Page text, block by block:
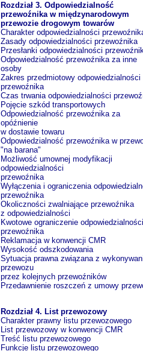
Rozdział 3. Odpowiedzialność
przewoźnika w międzynarodowym
przewozie drogowym towarów
Charakter odpowiedzialności
Zasady odpowiedzialności przewoźnika
Przesłanki odpowiedzialności
Odpowiedzialność przewoźnika za inne
osoby
Zakres przedmiotowy odpowiedzialności
przewoźnika
Czas trwania odpowiedzialności
Pojęcie szkód transportowych
Odpowiedzialność przewoźnika za
opóźnienie
w dostawie towaru
Odpowiedzialność przewoźnika w
"na barana"
Możliwość umownej modyfikacji
odpowiedzialności
przewoźnika
Wyłączenia i ograniczenia
przewoźnika
Okoliczności zwalniające przewoźnika
z odpowiedzialności
Kwotowe ograniczenie odpowiedzialności
przewoźnika
Reklamacja w konwencji CMR
Wysokość odszkodowania
Sytuacja prawna związana z
przewozu
przez kolejnych przewoźników
Przedawnienie roszczeń z umowy
Rozdział 4. List przewozowy
Charakter prawny listu przewozowego
List przewozowy w konwencji CMR
Treść listu przewozowego
Funkcje listu przewozowego